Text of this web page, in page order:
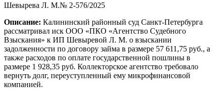
Шевырева Л. М.№ 2-576/2025
Описание: Калининский районный суд Санкт-Петербурга
рассматривал иск ООО «ПКО «Агентство Судебного
Взыскания» к ИП Шевыревой Л. М. о взыскании
задолженности по договору займа в размере 57 611,75 руб., а
также расходов по оплате государственной пошлины в
размере 1 928,35 руб. Коллекторское агентство требовало
вернуть долг, переуступленный ему микрофинансовой
компанией.